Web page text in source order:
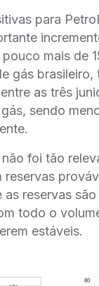
para
mais de
gás
as três
sendo
foi tão
reservas
todo o
estáveis.